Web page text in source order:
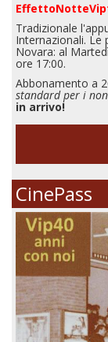
Tradizionale
Internazionali. Le
Novara: al
ore 17:00.
Abbonamento a
standard per i
in arrivo!
CinePass